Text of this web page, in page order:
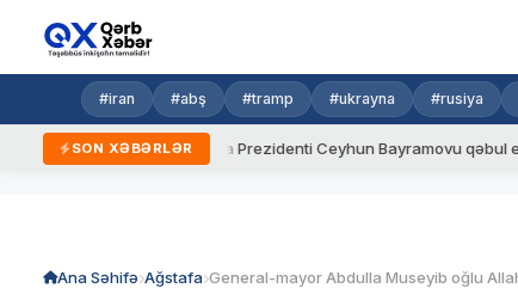
#iran #abş #tramp #ukrayna #rusiya
SON XƏBƏRLƏR
Ukrayna Prezidenti Ceyhun Bayramovu qəbul edib
Ana Səhifə Ağstafa